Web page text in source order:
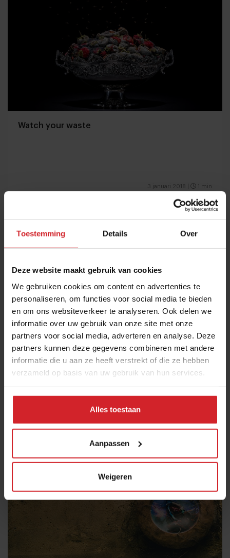
Toestemming Details Over
Deze website maakt gebruik van cookies
We gebruiken cookies om content en advertenties te
personaliseren, om functies voor social media te bieden
en om ons websiteverkeer te analyseren. Ook delen we
informatie over uw gebruik van onze site met onze
partners voor social media, adverteren en analyse. Deze
partners kunnen deze gegevens combineren met andere
informatie die u aan ze heeft verstrekt of die ze hebben
verzameld op basis van uw gebruik van hun services.
Alles toestaan
Aanpassen
Weigeren
Watch your waste
3 januari 2018 1 min
Tasty taco’s